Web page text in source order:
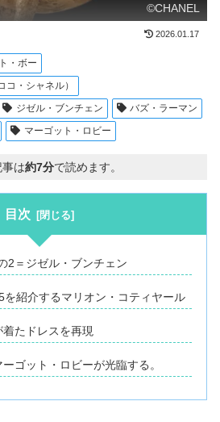
©CHANEL
2026.01.17
・ボー
コ・シャネル）
ジゼル・ブンチェン
バズ・ラーマン
マーゴット・ロビー
事は約7分で読めます。
目次
2＝ジゼル・ブンチェン
を紹介するマリオン・コティヤール
たドレスを再現
ゴット・ロビーが光臨する。